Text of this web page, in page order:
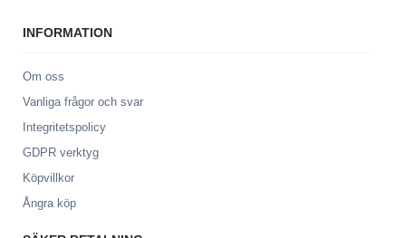
INFORMATION
Om oss
Vanliga frågor och svar
Integritetspolicy
GDPR verktyg
Köpvillkor
Ångra köp